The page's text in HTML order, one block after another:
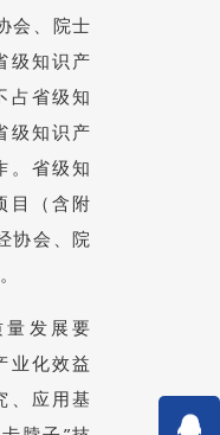
会、院士
级知识产
占省级知
级知识产
。省级知
目（含附
协会、院
发展要
业化效益
、应用基